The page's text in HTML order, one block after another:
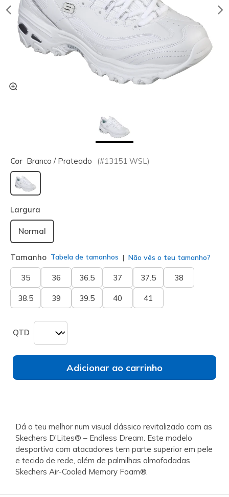
Cor Branco / Prateado (#13151 WSL)
selecionado
Largura
Normal
Tamanho Tabela de tamanhos Não vês o teu tamanho?
35 36 36.5 37 37.5 38
38.5 39 39.5 40 41
QTD
Adicionar ao carrinho
Dá o teu melhor num visual clássico revitalizado com as
Skechers D'Lites® – Endless Dream. Este modelo
desportivo com atacadores tem parte superior em pele
e tecido de rede, além de palmilhas almofadadas
Skechers Air-Cooled Memory Foam®.